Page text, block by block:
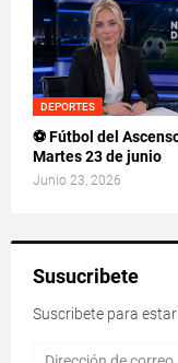
DEPORTES
⚽ Fútbol del
Martes 23 de junio
Junio 23, 2026
Susucribete
Suscribete para